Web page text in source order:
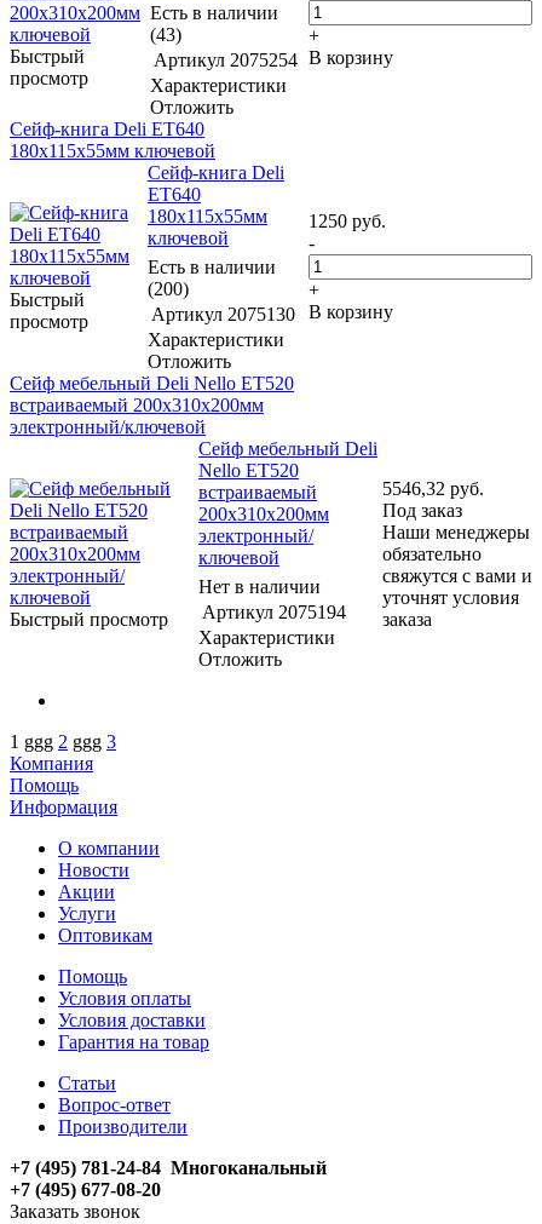
Быстрый
просмотр
Есть в наличии
(43)
Артикул 2075254
Характеристики
Отложить
+
В корзину
Сейф-книга Deli ET640
180x115x55мм ключевой
Быстрый
просмотр
Сейф-книга Deli
ET640
180x115x55мм
ключевой
Есть в наличии
(200)
Артикул 2075130
Характеристики
Отложить
1250 руб.
-
+
В корзину
Сейф мебельный Deli Nello ET520
встраиваемый 200x310x200мм
электронный/ключевой
Быстрый просмотр
Сейф мебельный Deli
Nello ET520
встраиваемый
200x310x200мм
электронный/
ключевой
Нет в наличии
Артикул 2075194
Характеристики
Отложить
5546,32 руб.
Под заказ
Наши менеджеры
обязательно
свяжутся с вами и
уточнят условия
заказа
1 ggg 2 ggg 3
Компания
Помощь
Информация
О компании
Новости
Акции
Услуги
Оптовикам
Помощь
Условия оплаты
Условия доставки
Гарантия на товар
Статьи
Вопрос-ответ
Производители
+7 (495) 781-24-84 Многоканальный
+7 (495) 677-08-20
Заказать звонок